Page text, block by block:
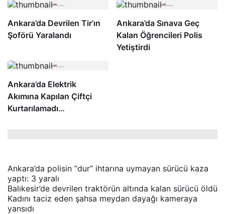
Ankara’da Devrilen Tir’ın
Şoförü Yaralandı
Ankara’da Sınava Geç
Kalan Öğrencileri Polis
Yetiştirdi
Ankara’da Elektrik
Akımına Kapılan Çiftçi
Kurtarılamadı…
Ankara’da polisin “dur” ihtarına uymayan sürücü kaza
yaptı: 3 yaralı
Balıkesir’de devrilen traktörün altında kalan sürücü öldü
Kadını taciz eden şahsa meydan dayağı kameraya
yansıdı